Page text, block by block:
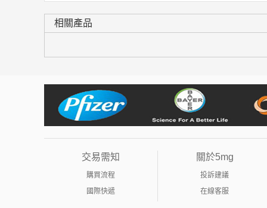
相關產品
交易需知
購買流程
國際快遞
關於5mg
投訴建議
在線客服